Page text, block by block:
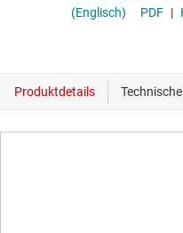
(Englisch)
PDF |